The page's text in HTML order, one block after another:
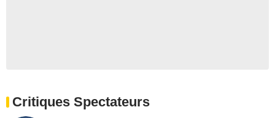
Critiques Spectateurs